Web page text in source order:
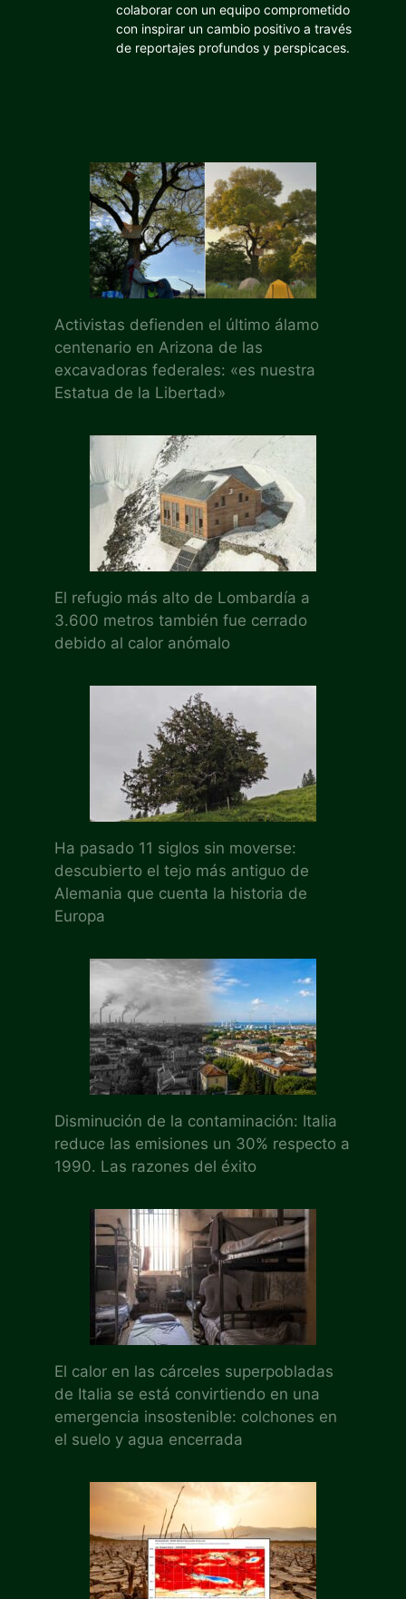
colaborar con un equipo comprometido
con inspirar un cambio positivo a través
de reportajes profundos y perspicaces.
Activistas defienden el último álamo
centenario en Arizona de las
excavadoras federales: «es nuestra
Estatua de la Libertad»
El refugio más alto de Lombardía a
3.600 metros también fue cerrado
debido al calor anómalo
Ha pasado 11 siglos sin moverse:
descubierto el tejo más antiguo de
Alemania que cuenta la historia de
Europa
Disminución de la contaminación: Italia
reduce las emisiones un 30% respecto a
1990. Las razones del éxito
El calor en las cárceles superpobladas
de Italia se está convirtiendo en una
emergencia insostenible: colchones en
el suelo y agua encerrada